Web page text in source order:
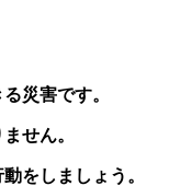
災害です。
せん。
をしましょう。